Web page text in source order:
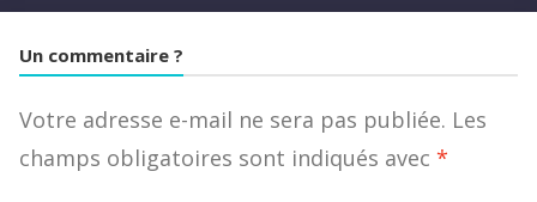
Un commentaire ?
Votre adresse e-mail ne sera pas publiée. Les
champs obligatoires sont indiqués avec *